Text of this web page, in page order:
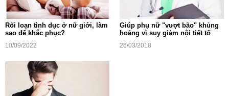
Rối loạn tình dục ở nữ giới, làm
sao để khắc phục?
10/09/2022
Giúp phụ nữ "vượt bão" khủng
hoảng vì suy giảm nội tiết tố
26/03/2018